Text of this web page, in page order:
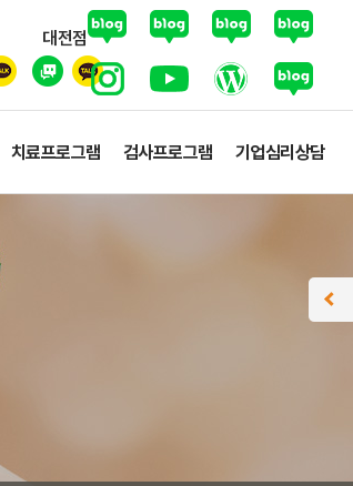
대전점
치료프로그램 검사프로그램 기업심리상담